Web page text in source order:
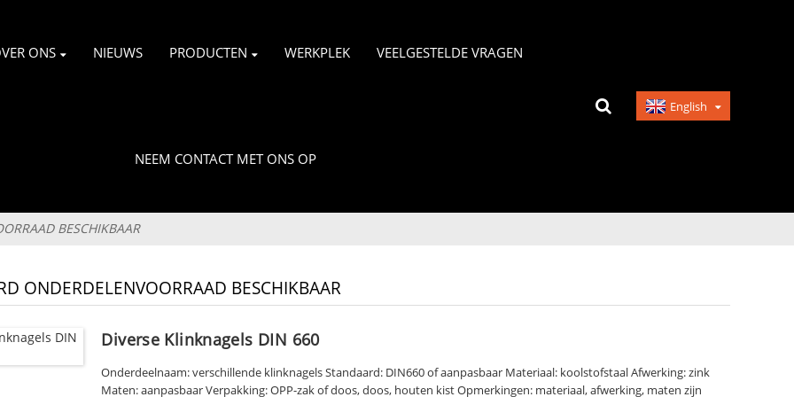
ONS NIEUWS PRODUCTEN WERKPLEK VEELGESTELDE VRAGEN
NEEM CONTACT MET ONS OP
English
BESCHIKBAAR
ONDERDELENVOORRAAD BESCHIKBAAR
Diverse Klinknagels DIN 660
Onderdeelnaam: verschillende klinknagels Standaard: DIN660 of aanpasbaar Materiaal: koolstofstaal Afwerking: zink
Maten: aanpasbaar Verpakking: OPP-zak of doos, doos, houten kist Opmerkingen: materiaal, afwerking, maten zijn